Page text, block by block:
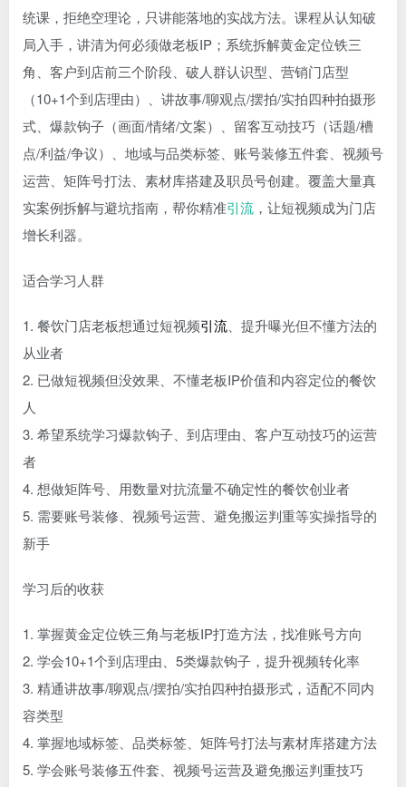
统课，拒绝空理论，只讲能落地的实战方法。课程从认知破
局入手，讲清为何必须做老板IP；系统拆解黄金定位铁三
角、客户到店前三个阶段、破人群认识型、营销门店型
（10+1个到店理由）、讲故事/聊观点/摆拍/实拍四种拍摄形
式、爆款钩子（画面/情绪/文案）、留客互动技巧（话题/槽
点/利益/争议）、地域与品类标签、账号装修五件套、视频号
运营、矩阵号打法、素材库搭建及职员号创建。覆盖大量真
实案例拆解与避坑指南，帮你精准引流 ，让短视频成为门店
增长利器。
适合学习人群
1. 餐饮门店老板想通过短视频引流 、提升曝光但不懂方法的
从业者
2. 已做短视频但没效果、不懂老板IP价值和内容定位的餐饮
人
3. 希望系统学习爆款钩子、到店理由、客户互动技巧的运营
者
4. 想做矩阵号、用数量对抗流量不确定性的餐饮创业者
5. 需要账号装修、视频号运营、避免搬运判重等实操指导的
新手
学习后的收获
1. 掌握黄金定位铁三角与老板IP打造方法，找准账号方向
2. 学会10+1个到店理由、5类爆款钩子，提升视频转化率
3. 精通讲故事/聊观点/摆拍/实拍四种拍摄形式，适配不同内
容类型
4. 掌握地域标签、品类标签、矩阵号打法与素材库搭建方法
5. 学会账号装修五件套、视频号运营及避免搬运判重技巧